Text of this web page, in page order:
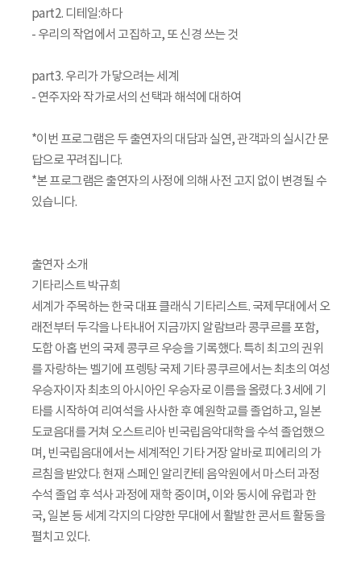
part2. 디테일:하다
- 우리의 작업에서 고집하고, 또 신경 쓰는 것
part3. 우리가 가닿으려는 세계
- 연주자와 작가로서의 선택과 해석에 대하여
*이번 프로그램은 두 출연자의 대담과 실연, 관객과의 실시간 문
답으로 꾸려집니다.
*본 프로그램은 출연자의 사정에 의해 사전 고지 없이 변경될 수
있습니다.
출연자 소개
기타리스트 박규희
세계가 주목하는 한국 대표 클래식 기타리스트. 국제무대에서 오
래전부터 두각을 나타내어 지금까지 알람브라 콩쿠르를 포함,
도합 아홉 번의 국제 콩쿠르 우승을 기록했다. 특히 최고의 권위
를 자랑하는 벨기에 프렝탕 국제 기타 콩쿠르에서는 최초의 여성
우승자이자 최초의 아시아인 우승자로 이름을 올렸다. 3세에 기
타를 시작하여 리여석을 사사한 후 예원학교를 졸업하고, 일본
도쿄음대를 거쳐 오스트리아 빈국립음악대학을 수석 졸업했으
며, 빈국립음대에서는 세계적인 기타 거장 알바로 피에리의 가
르침을 받았다. 현재 스페인 알리칸테 음악원에서 마스터 과정
수석 졸업 후 석사 과정에 재학 중이며, 이와 동시에 유럽과 한
국, 일본 등 세계 각지의 다양한 무대에서 활발한 콘서트 활동을
펼치고 있다.